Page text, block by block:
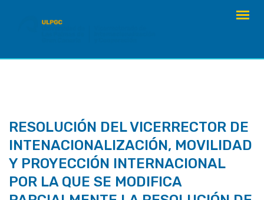
RESOLUCIÓN DEL VICERRECTOR DE
INTENACIONALIZACIÓN, MOVILIDAD
Y PROYECCIÓN INTERNACIONAL
POR LA QUE SE MODIFICA